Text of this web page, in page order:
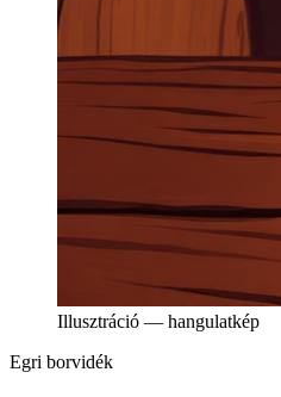
Illusztráció — hangulatkép
Egri borvidék